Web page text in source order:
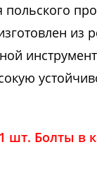
польского
из
шт. Болты в